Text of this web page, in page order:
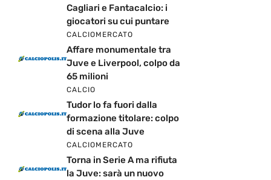
Cagliari e Fantacalcio: i
giocatori su cui puntare
CALCIOMERCATO
Affare monumentale tra
Juve e Liverpool, colpo da
65 milioni
CALCIO
Tudor lo fa fuori dalla
formazione titolare: colpo
di scena alla Juve
CALCIOMERCATO
Torna in Serie A ma rifiuta
la Juve: sarà un nuovo